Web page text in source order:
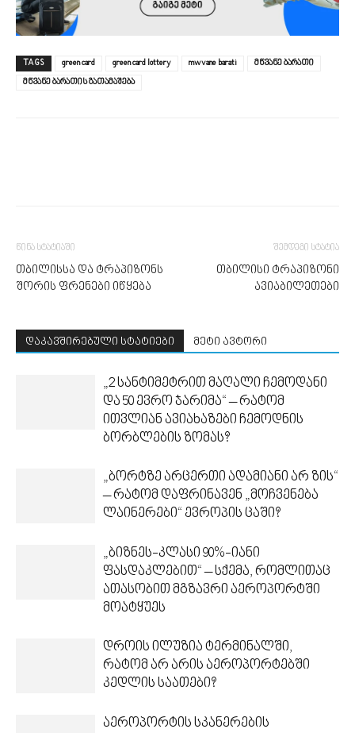
TAGS green card green card lottery mwvane barati
მწვანე ბარათი
მწვანე ბარათის გათამაშება
წინა სტატიაში
თბილისსა და ტრაპიზონს
შორის ფრენები იწყება
შემდეგი სტატია
თბილისი ტრაპიზონი
ავიაბილეთები
დაკავშირებული სტატიები მეტი ავტორი
„2 სანტიმეტრით მაღალი ჩემოდანი
და 50 ევრო ჯარიმა“ – რატომ
ითვლიან ავიახაზები ჩემოდნის
ბორბლების ზომას?
„ბორტზე არცერთი ადამიანი არ ზის“
– რატომ დაფრინავენ „მოჩვენება
ლაინერები“ ევროპის ცაში?
„ბიზნეს-კლასი 90%-იანი
ფასდაკლებით“ – სქემა, რომლითაც
ათასობით მგზავრი აეროპორტში
მოატყუეს
დროის ილუზია ტერმინალში,
რატომ არ არის აეროპორტებში
კედლის საათები?
აეროპორტის სკანერების